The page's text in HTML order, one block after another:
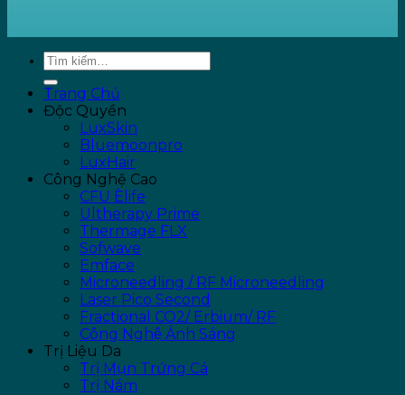
Trang Chủ
Độc Quyền
LuxSkin
Bluemoonpro
LuxHair
Công Nghệ Cao
CFU Èlife
Ultherapy Prime
Thermage FLX
Sofwave
Emface
Microneedling / RF Microneedling
Laser Pico Second
Fractional CO2/ Erbium/ RF
Công Nghệ Ánh Sáng
Trị Liệu Da
Trị Mụn Trứng Cá
Trị Nám